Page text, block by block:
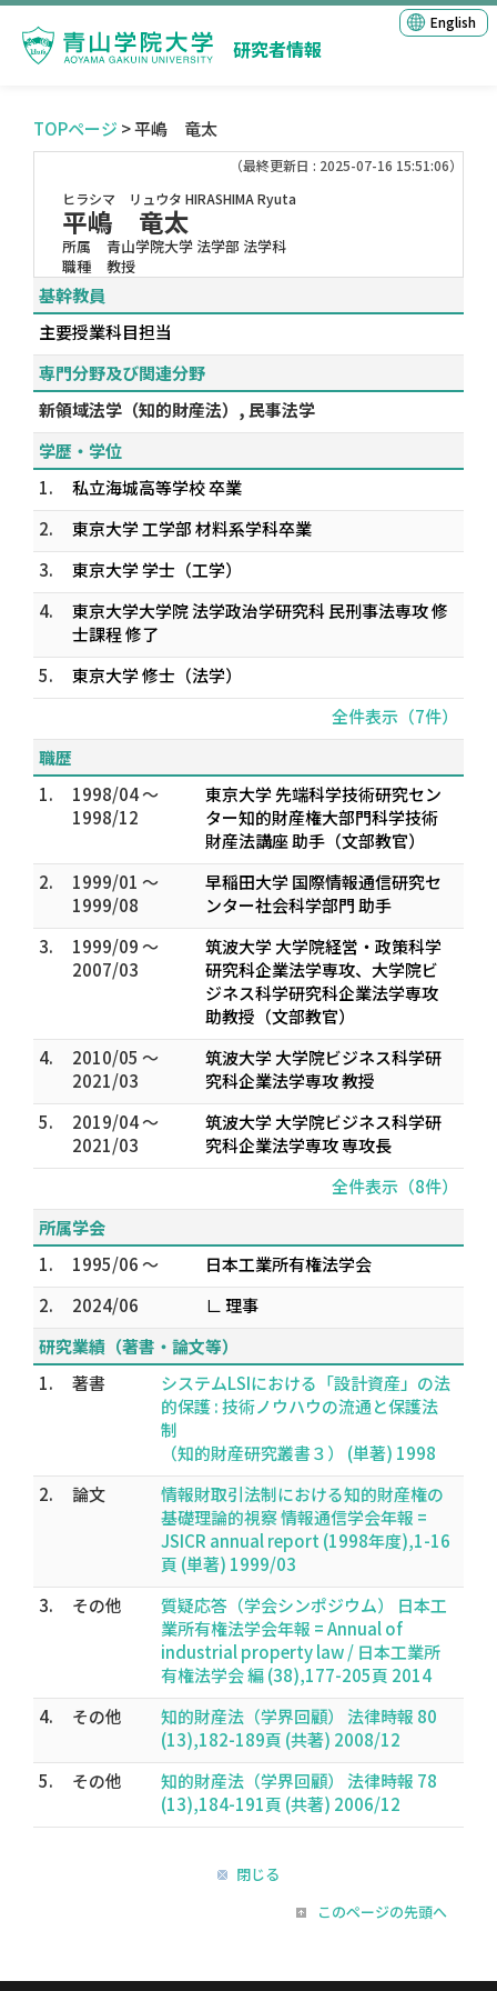
研究者情報
English
TOPページ > 平嶋 竜太
（最終更新日 : 2025-07-16 15:51:06）
ヒラシマ リュウタ HIRASHIMA Ryuta
平嶋 竜太
所属
青山学院大学 法学部 法学科
職種
教授
基幹教員
主要授業科目担当
専門分野及び関連分野
新領域法学（知的財産法）, 民事法学
学歴・学位
1.
私立海城高等学校 卒業
2.
東京大学 工学部 材料系学科卒業
3.
東京大学 学士（工学）
4.
東京大学大学院 法学政治学研究科 民刑事法専攻 修
士課程 修了
5.
東京大学 修士（法学）
全件表示（7件）
職歴
1.
1998/04 ～
1998/12
東京大学 先端科学技術研究セン
ター知的財産権大部門科学技術
財産法講座 助手（文部教官）
2.
1999/01 ～
1999/08
早稲田大学 国際情報通信研究セ
ンター社会科学部門 助手
3.
1999/09 ～
2007/03
筑波大学 大学院経営・政策科学
研究科企業法学専攻、大学院ビ
ジネス科学研究科企業法学専攻
助教授（文部教官）
4.
2010/05 ～
2021/03
筑波大学 大学院ビジネス科学研
究科企業法学専攻 教授
5.
2019/04 ～
2021/03
筑波大学 大学院ビジネス科学研
究科企業法学専攻 専攻長
全件表示（8件）
所属学会
1.
1995/06 ～
日本工業所有権法学会
2.
2024/06
∟ 理事
研究業績（著書・論文等）
1.
著書
システムLSIにおける「設計資産」の法
的保護 : 技術ノウハウの流通と保護法
制
（知的財産研究叢書３） (単著) 1998
2.
論文
情報財取引法制における知的財産権の
基礎理論的視察 情報通信学会年報 =
JSICR annual report (1998年度),1-16
頁 (単著) 1999/03
3.
その他
質疑応答（学会シンポジウム） 日本工
業所有権法学会年報 = Annual of
industrial property law / 日本工業所
有権法学会 編 (38),177-205頁 2014
4.
その他
知的財産法（学界回顧） 法律時報 80
(13),182-189頁 (共著) 2008/12
5.
その他
知的財産法（学界回顧） 法律時報 78
(13),184-191頁 (共著) 2006/12
閉じる
このページの先頭へ